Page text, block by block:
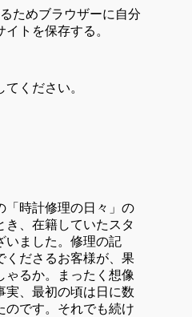
ためブラウザーに自分
トを保存する。
ください。
「時計修理の日々」の
き、在籍していたスタ
いました。修理の記
くださるお客様が、果
ゃるか。まったく想像
実、最初の頃は日に数
のです。それでも続け